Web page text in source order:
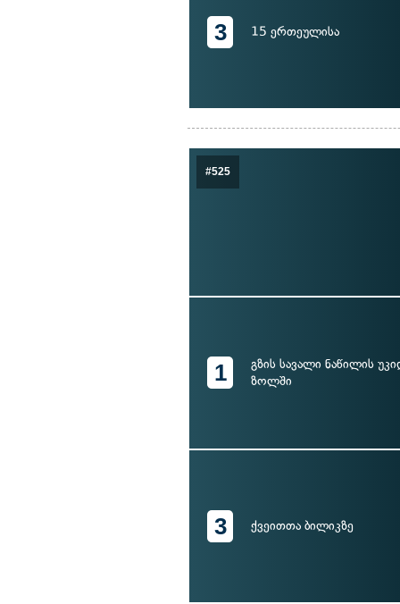
3 15 ერთეულისა
#525
1
გზის სავალი ნაწილის
ზოლში
3 ქვეითთა ბილიკზე